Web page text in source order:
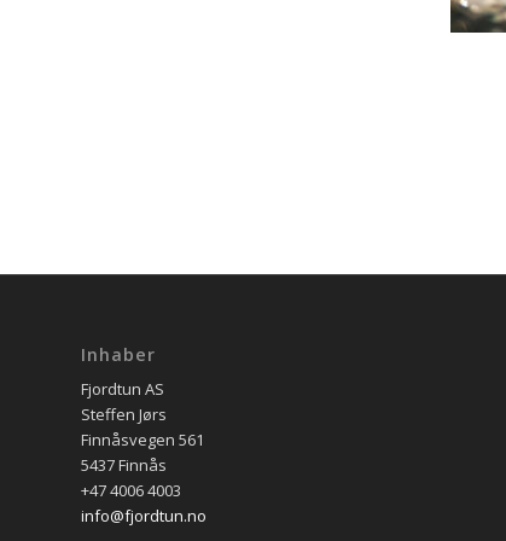
Inhaber
Fjordtun AS
Steffen Jørs
Finnåsvegen 561
5437 Finnås
+47 4006 4003
info@fjordtun.no